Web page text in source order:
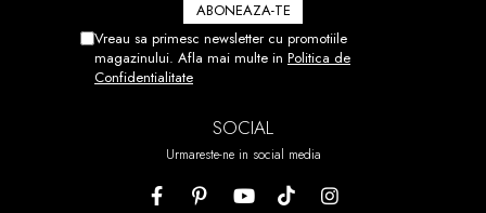
NU V-A IESIT DIN PRIMA PUTETI
DEZLIPI FOLIA SI SA O
REPOZITIONATI.
ACEST PROCES POATE FI
REPETAT DE PANA LA 7 ORI!
Vreau sa primesc newsletter cu promotiile
magazinului. Afla mai multe in Politica de
Confidentialitate
SOCIAL
Urmareste-ne in social media